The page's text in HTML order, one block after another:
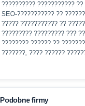
?????????? ???????????
SEO-??????????? ??
????? ??????????? ??
????????? ????????? ???
???????? ?????? ??
???????, ???? ??????
Podobne firmy